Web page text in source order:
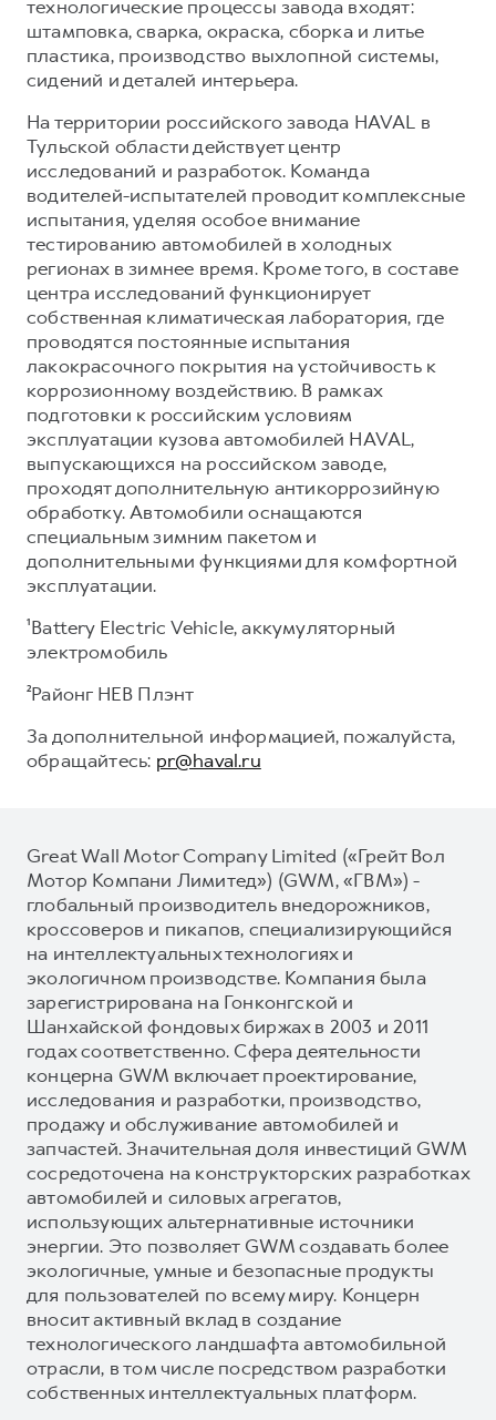
технологические процессы завода входят:
штамповка, сварка, окраска, сборка и литье
пластика, производство выхлопной системы,
сидений и деталей интерьера.
На территории российского завода HAVAL в
Тульской области действует центр
исследований и разработок. Команда
водителей-испытателей проводит комплексные
испытания, уделяя особое внимание
тестированию автомобилей в холодных
регионах в зимнее время. Кроме того, в составе
центра исследований функционирует
собственная климатическая лаборатория, где
проводятся постоянные испытания
лакокрасочного покрытия на устойчивость к
коррозионному воздействию. В рамках
подготовки к российским условиям
эксплуатации кузова автомобилей HAVAL,
выпускающихся на российском заводе,
проходят дополнительную антикоррозийную
обработку. Автомобили оснащаются
специальным зимним пакетом и
дополнительными функциями для комфортной
эксплуатации.
¹Battery Electric Vehicle, аккумуляторный
электромобиль
²Районг НЕВ Плэнт
За дополнительной информацией, пожалуйста,
обращайтесь: pr@haval.ru
Great Wall Motor Company Limited («Грейт Вол
Мотор Компани Лимитед») (GWM, «ГВМ») -
глобальный производитель внедорожников,
кроссоверов и пикапов, специализирующийся
на интеллектуальных технологиях и
экологичном производстве. Компания была
зарегистрирована на Гонконгской и
Шанхайской фондовых биржах в 2003 и 2011
годах соответственно. Сфера деятельности
концерна GWM включает проектирование,
исследования и разработки, производство,
продажу и обслуживание автомобилей и
запчастей. Значительная доля инвестиций GWM
сосредоточена на конструкторских разработках
автомобилей и силовых агрегатов,
использующих альтернативные источники
энергии. Это позволяет GWM создавать более
экологичные, умные и безопасные продукты
для пользователей по всему миру. Концерн
вносит активный вклад в создание
технологического ландшафта автомобильной
отрасли, в том числе посредством разработки
собственных интеллектуальных платформ.